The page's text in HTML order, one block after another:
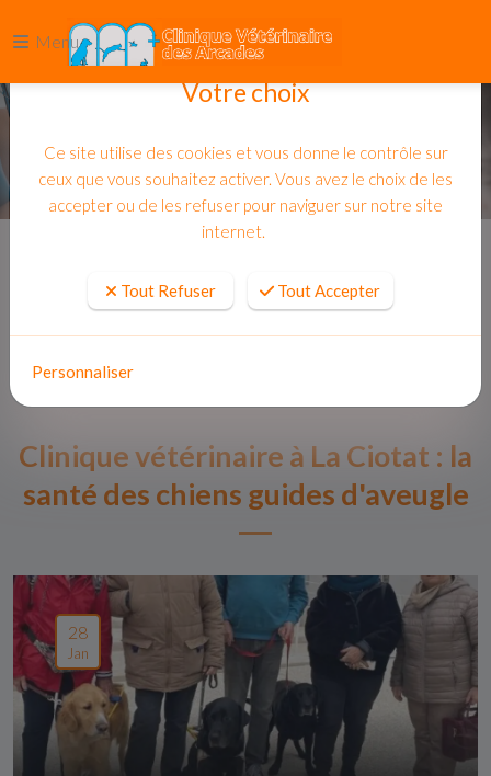
Menu
Clinique vétérinaire à La Ciotat : la
santé des chiens guides d'aveugle
28
Jan
Votre choix
Ce site utilise des cookies et vous donne le contrôle sur
ceux que vous souhaitez activer. Vous avez le choix de les
accepter ou de les refuser pour naviguer sur notre site
internet.
Tout Refuser Tout Accepter
Personnaliser